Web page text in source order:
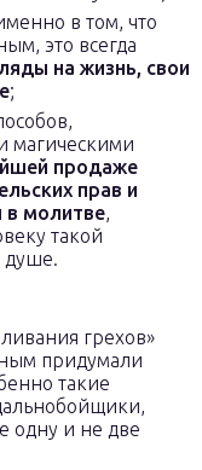
в том, что
это всегда
на жизнь, свои
;
магическими
продаже
прав и
в молитве,
такой
душе.
грехов»
придумали
такие
одну и не две